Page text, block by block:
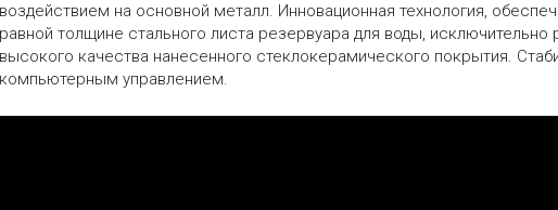
воздействием на основной металл. Инновационная технология,
равной толщине стального листа резервуара для воды, исключительно
высокого качества нанесенного стеклокерамического покрытия.
компьютерным управлением.